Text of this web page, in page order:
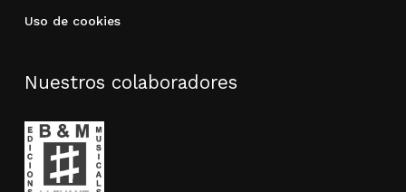
Uso de cookies
Nuestros colaboradores